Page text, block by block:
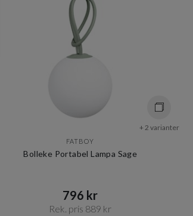
+ 2 varianter
FATBOY
Bolleke Portabel Lampa Sage
796 kr​​
Rek. pris 889 kr​​